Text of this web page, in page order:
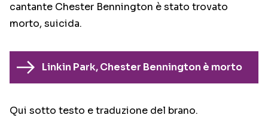
cantante Chester Bennington è stato trovato
morto, suicida.
Linkin Park, Chester Bennington è morto
Qui sotto testo e traduzione del brano.